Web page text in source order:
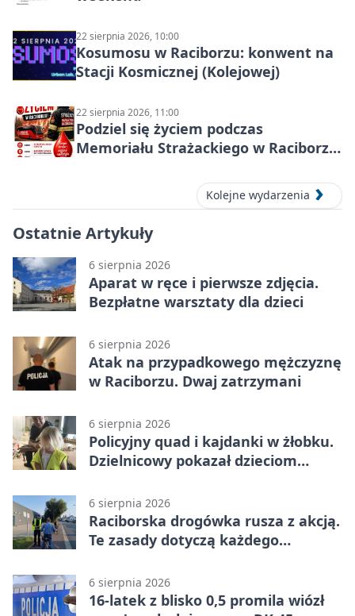
22 sierpnia 2026, 10:00
Kosumosu w Raciborzu: konwent na
Stacji Kosmicznej (Kolejowej)
22 sierpnia 2026, 11:00
Podziel się życiem podczas
Memoriału Strażackiego w Raciborzu
Kolejne wydarzenia
Ostatnie Artykuły
6 sierpnia 2026
Aparat w ręce i pierwsze zdjęcia.
Bezpłatne warsztaty dla dzieci
6 sierpnia 2026
Atak na przypadkowego mężczyznę
w Raciborzu. Dwaj zatrzymani
6 sierpnia 2026
Policyjny quad i kajdanki w żłobku.
Dzielnicowy pokazał dzieciom
6 sierpnia 2026
Raciborska drogówka rusza z akcją.
Te zasady dotyczą każdego
6 sierpnia 2026
16-latek z blisko 0,5 promila wiózł